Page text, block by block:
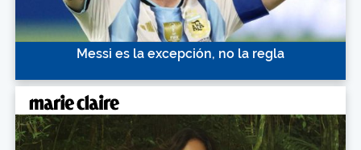
Messi es la excepción, no la regla